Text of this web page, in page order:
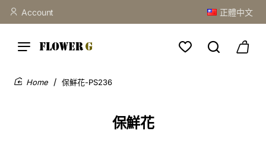
Account 正體中文
保鮮花
保鮮花-PS236